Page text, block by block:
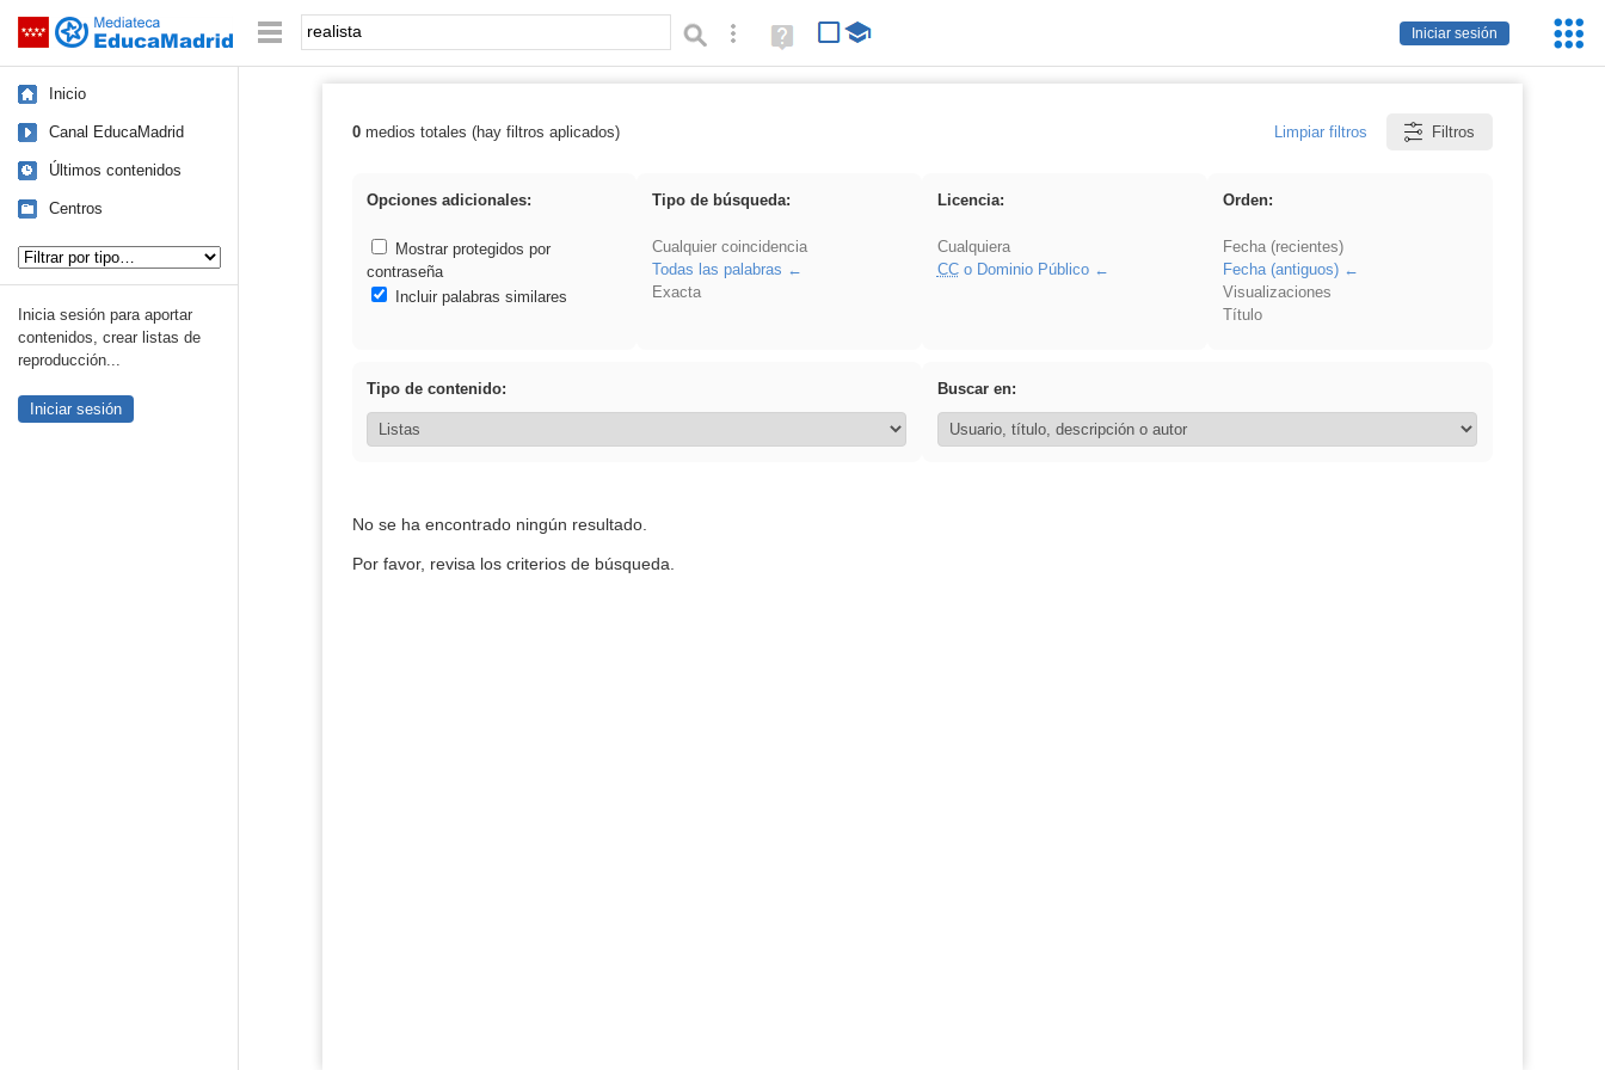
Saltar navegación
Iniciar sesión
Palabra o frase: Búsqueda avanzada
Ayuda
(en
Inicio
Canal EducaMadrid
Últimos contenidos
Centros
Inicia sesión para aportar
contenidos, crear listas de
reproducción...
Iniciar sesión
Resultados de: realista
0medios totales (hay filtros aplicados) Limpiar filtros Filtros
Opciones adicionales:
Mostrar protegidos por
contraseña
Incluir palabras similares
Tipo de búsqueda:
Cualquier coincidencia
Todas las palabras
Exacta
Licencia:
Cualquiera
CCo Dominio Público
Orden:
Fecha (recientes)
Fecha (antiguos)
Visualizaciones
Título
Tipo de contenido: Buscar en:
No se ha encontrado ningún resultado.
Por favor, revisa los criterios de búsqueda.